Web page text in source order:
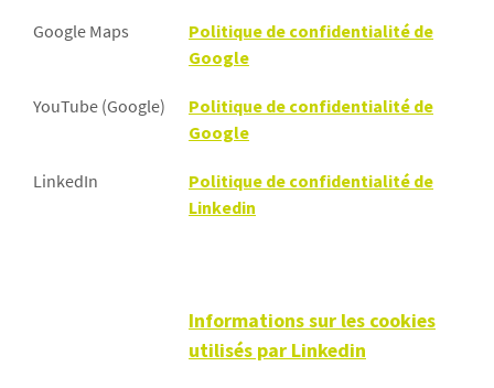
Google Maps
Politique de confidentialité de
Google
YouTube (Google)
Politique de confidentialité de
Google
LinkedIn
Politique de confidentialité de
Linkedin
Informations sur les cookies
utilisés par Linkedin